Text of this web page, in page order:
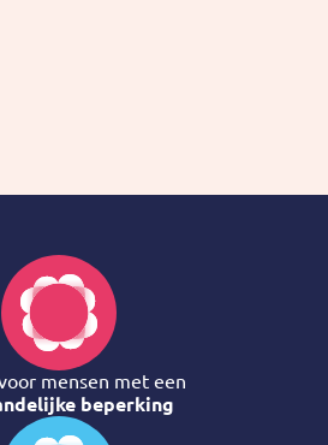
mensen met een
beperking